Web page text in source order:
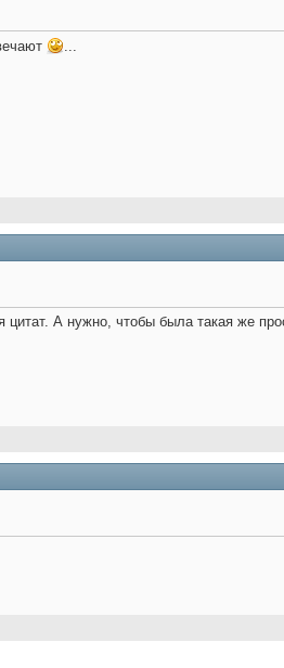
...
А нужно, чтобы была такая же